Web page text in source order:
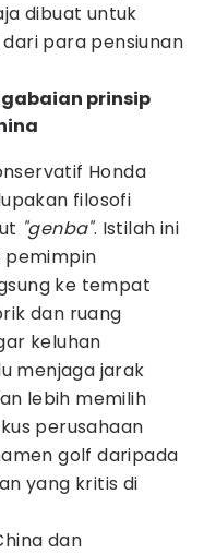
dibuat untuk
para pensiunan
prinsip
Honda
filosofi
"genba". Istilah ini
pemimpin
ke tempat
dan ruang
keluhan
menjaga jarak
lebih memilih
perusahaan
golf daripada
yang kritis di
dan